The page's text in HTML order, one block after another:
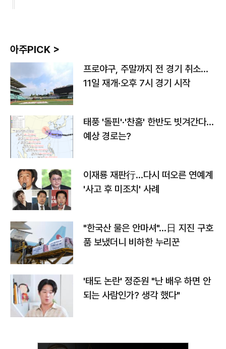
아주PICK >
프로야구, 주말까지 전 경기 취소…
11일 재개·오후 7시 경기 시작
태풍 '돌핀'·'찬홈' 한반도 빗겨간다…
예상 경로는?
이재룡 재판行…다시 떠오른 연예계
'사고 후 미조치' 사례
"한국산 물은 안마셔"…日 지진 구호
품 보냈더니 비하한 누리꾼
'태도 논란' 정준원 "난 배우 하면 안
되는 사람인가? 생각 했다"